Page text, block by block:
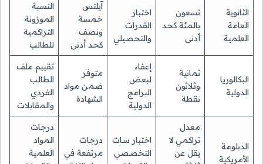
الثانوية
العامة
العلمية
تسعون
بالمئة كحد
أدنى
اختبار
القدرات
والتحصيلي
آيلتس
خمسة
ونصف
كحد أدنى
النسبة
الموزونة
التراكمية
للطالب
البكالوريا
الدولية
ثمانية
وثلاثون
نقطة
إعفاء
لبعض
البرامج
الدولية
متوفر
ضمن مواد
الشهادة
تقييم ملف
الطالب
الفردي
والمقابلات
الدبلومة
الأمريكية
معدل
تراكمي لا
يقل عن
اختبار سات
التخصصي
درجات
مرتفعة في
درجات
المواد
العلمية